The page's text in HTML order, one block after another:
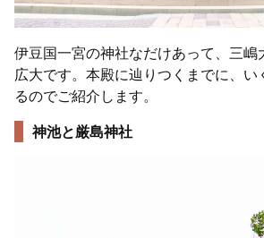
伊豆国一宮の神社なだけあって、三嶋
広大です。本殿に辿りつくまでに、い
るのでご紹介します。
神池と厳島神社